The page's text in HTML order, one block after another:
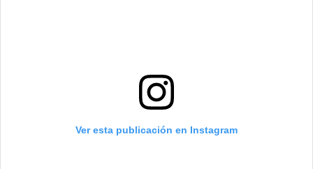
Ver esta publicación en Instagram